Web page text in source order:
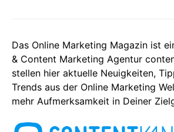
Das Online Marketing Magazin ist
& Content Marketing Agentur
stellen hier aktuelle Neuigkeiten,
Trends aus der Online Marketing
mehr Aufmerksamkeit in Deiner